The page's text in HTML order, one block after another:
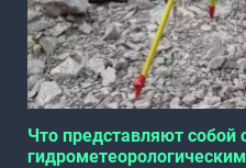
Что представляют